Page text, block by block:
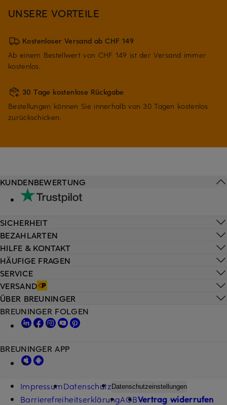
UNSERE VORTEILE
Kostenloser Versand ab CHF 149
Ab einem Bestellwert von CHF 149 ist der Versand immer
kostenlos.
30 Tage kostenlose Rückgabe
Bestellungen können Sie innerhalb von 30 Tagen kostenlos
zurückschicken.
HILFE & KONTAKT
HÄUFIGE FRAGEN
SERVICE
VERSAND
KUNDENBEWERTUNG
SICHERHEIT
BEZAHLARTEN
ÜBER BREUNINGER
BREUNINGER FOLGEN
BREUNINGER APP
ImpressumDatenschutz Datenschutzeinstellungen
BarrierefreiheitserklärungAGBVertrag widerrufen